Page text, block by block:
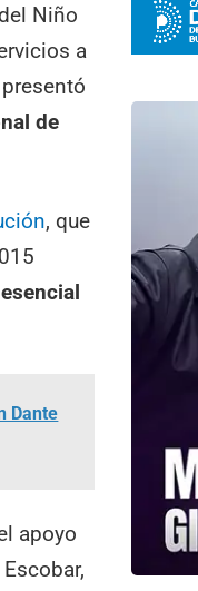
Niño
a
de
, que
Dante
apoyo